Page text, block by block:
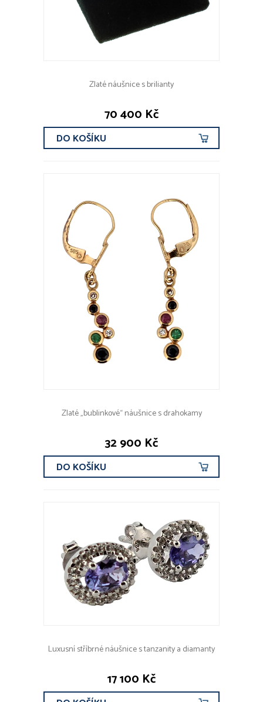
Zlaté náušnice s brilianty
70 400 Kč
DO KOŠÍKU
Zlaté „bublinkové“ náušnice s drahokamy
32 900 Kč
DO KOŠÍKU
Luxusní stříbrné náušnice s tanzanity a diamanty
17 100 Kč